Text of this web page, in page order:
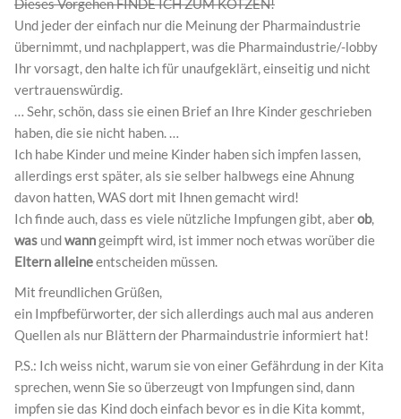
Dieses Vorgehen FINDE ICH ZUM KOTZEN!
Und jeder der einfach nur die Meinung der Pharmaindustrie
übernimmt, und nachplappert, was die Pharmaindustrie/-lobby
Ihr vorsagt, den halte ich für unaufgeklärt, einseitig und nicht
vertrauenswürdig.
… Sehr, schön, dass sie einen Brief an Ihre Kinder geschrieben
haben, die sie nicht haben. …
Ich habe Kinder und meine Kinder haben sich impfen lassen,
allerdings erst später, als sie selber halbwegs eine Ahnung
davon hatten, WAS dort mit Ihnen gemacht wird!
Ich finde auch, dass es viele nützliche Impfungen gibt, aberob,
was undwanngeimpft wird, ist immer noch etwas worüber die
Eltern alleineentscheiden müssen.
Mit freundlichen Grüßen,
ein Impfbefürworter, der sich allerdings auch mal aus anderen
Quellen als nur Blättern der Pharmaindustrie informiert hat!
P.S.: Ich weiss nicht, warum sie von einer Gefährdung in der Kita
sprechen, wenn Sie so überzeugt von Impfungen sind, dann
impfen sie das Kind doch einfach bevor es in die Kita kommt,